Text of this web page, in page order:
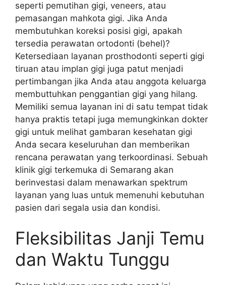
seperti pemutihan gigi, veneers, atau
pemasangan mahkota gigi. Jika Anda
membutuhkan koreksi posisi gigi, apakah
tersedia perawatan ortodonti (behel)?
Ketersediaan layanan prosthodonti seperti gigi
tiruan atau implan gigi juga patut menjadi
pertimbangan jika Anda atau anggota keluarga
membuttuhkan penggantian gigi yang hilang.
Memiliki semua layanan ini di satu tempat tidak
hanya praktis tetapi juga memungkinkan dokter
gigi untuk melihat gambaran kesehatan gigi
Anda secara keseluruhan dan memberikan
rencana perawatan yang terkoordinasi. Sebuah
klinik gigi terkemuka di Semarang akan
berinvestasi dalam menawarkan spektrum
layanan yang luas untuk memenuhi kebutuhan
pasien dari segala usia dan kondisi.
Fleksibilitas Janji Temu
dan Waktu Tunggu